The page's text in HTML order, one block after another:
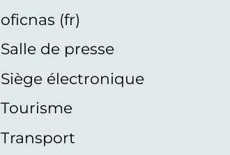
oficnas (fr)
Salle de presse
Siège électronique
Tourisme
Transport